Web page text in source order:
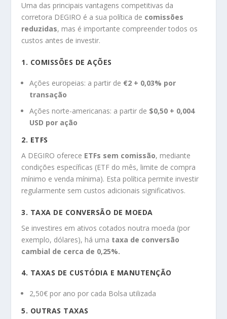
Uma das principais vantagens competitivas da
corretora DEGIRO é a sua política de comissões
reduzidas, mas é importante compreender todos os
custos antes de investir.
1. COMISSÕES DE AÇÕES
Ações europeias: a partir de €2 + 0,03% por
transação
Ações norte-americanas: a partir de $0,50 + 0,004
USD por ação
2. ETFS
A DEGIRO oferece ETFs sem comissão, mediante
condições específicas (ETF do mês, limite de compra
mínimo e venda mínima). Esta política permite investir
regularmente sem custos adicionais significativos.
3. TAXA DE CONVERSÃO DE MOEDA
Se investires em ativos cotados noutra moeda (por
exemplo, dólares), há uma taxa de conversão
cambial de cerca de 0,25%.
4. TAXAS DE CUSTÓDIA E MANUTENÇÃO
2,50€ por ano por cada Bolsa utilizada
5. OUTRAS TAXAS